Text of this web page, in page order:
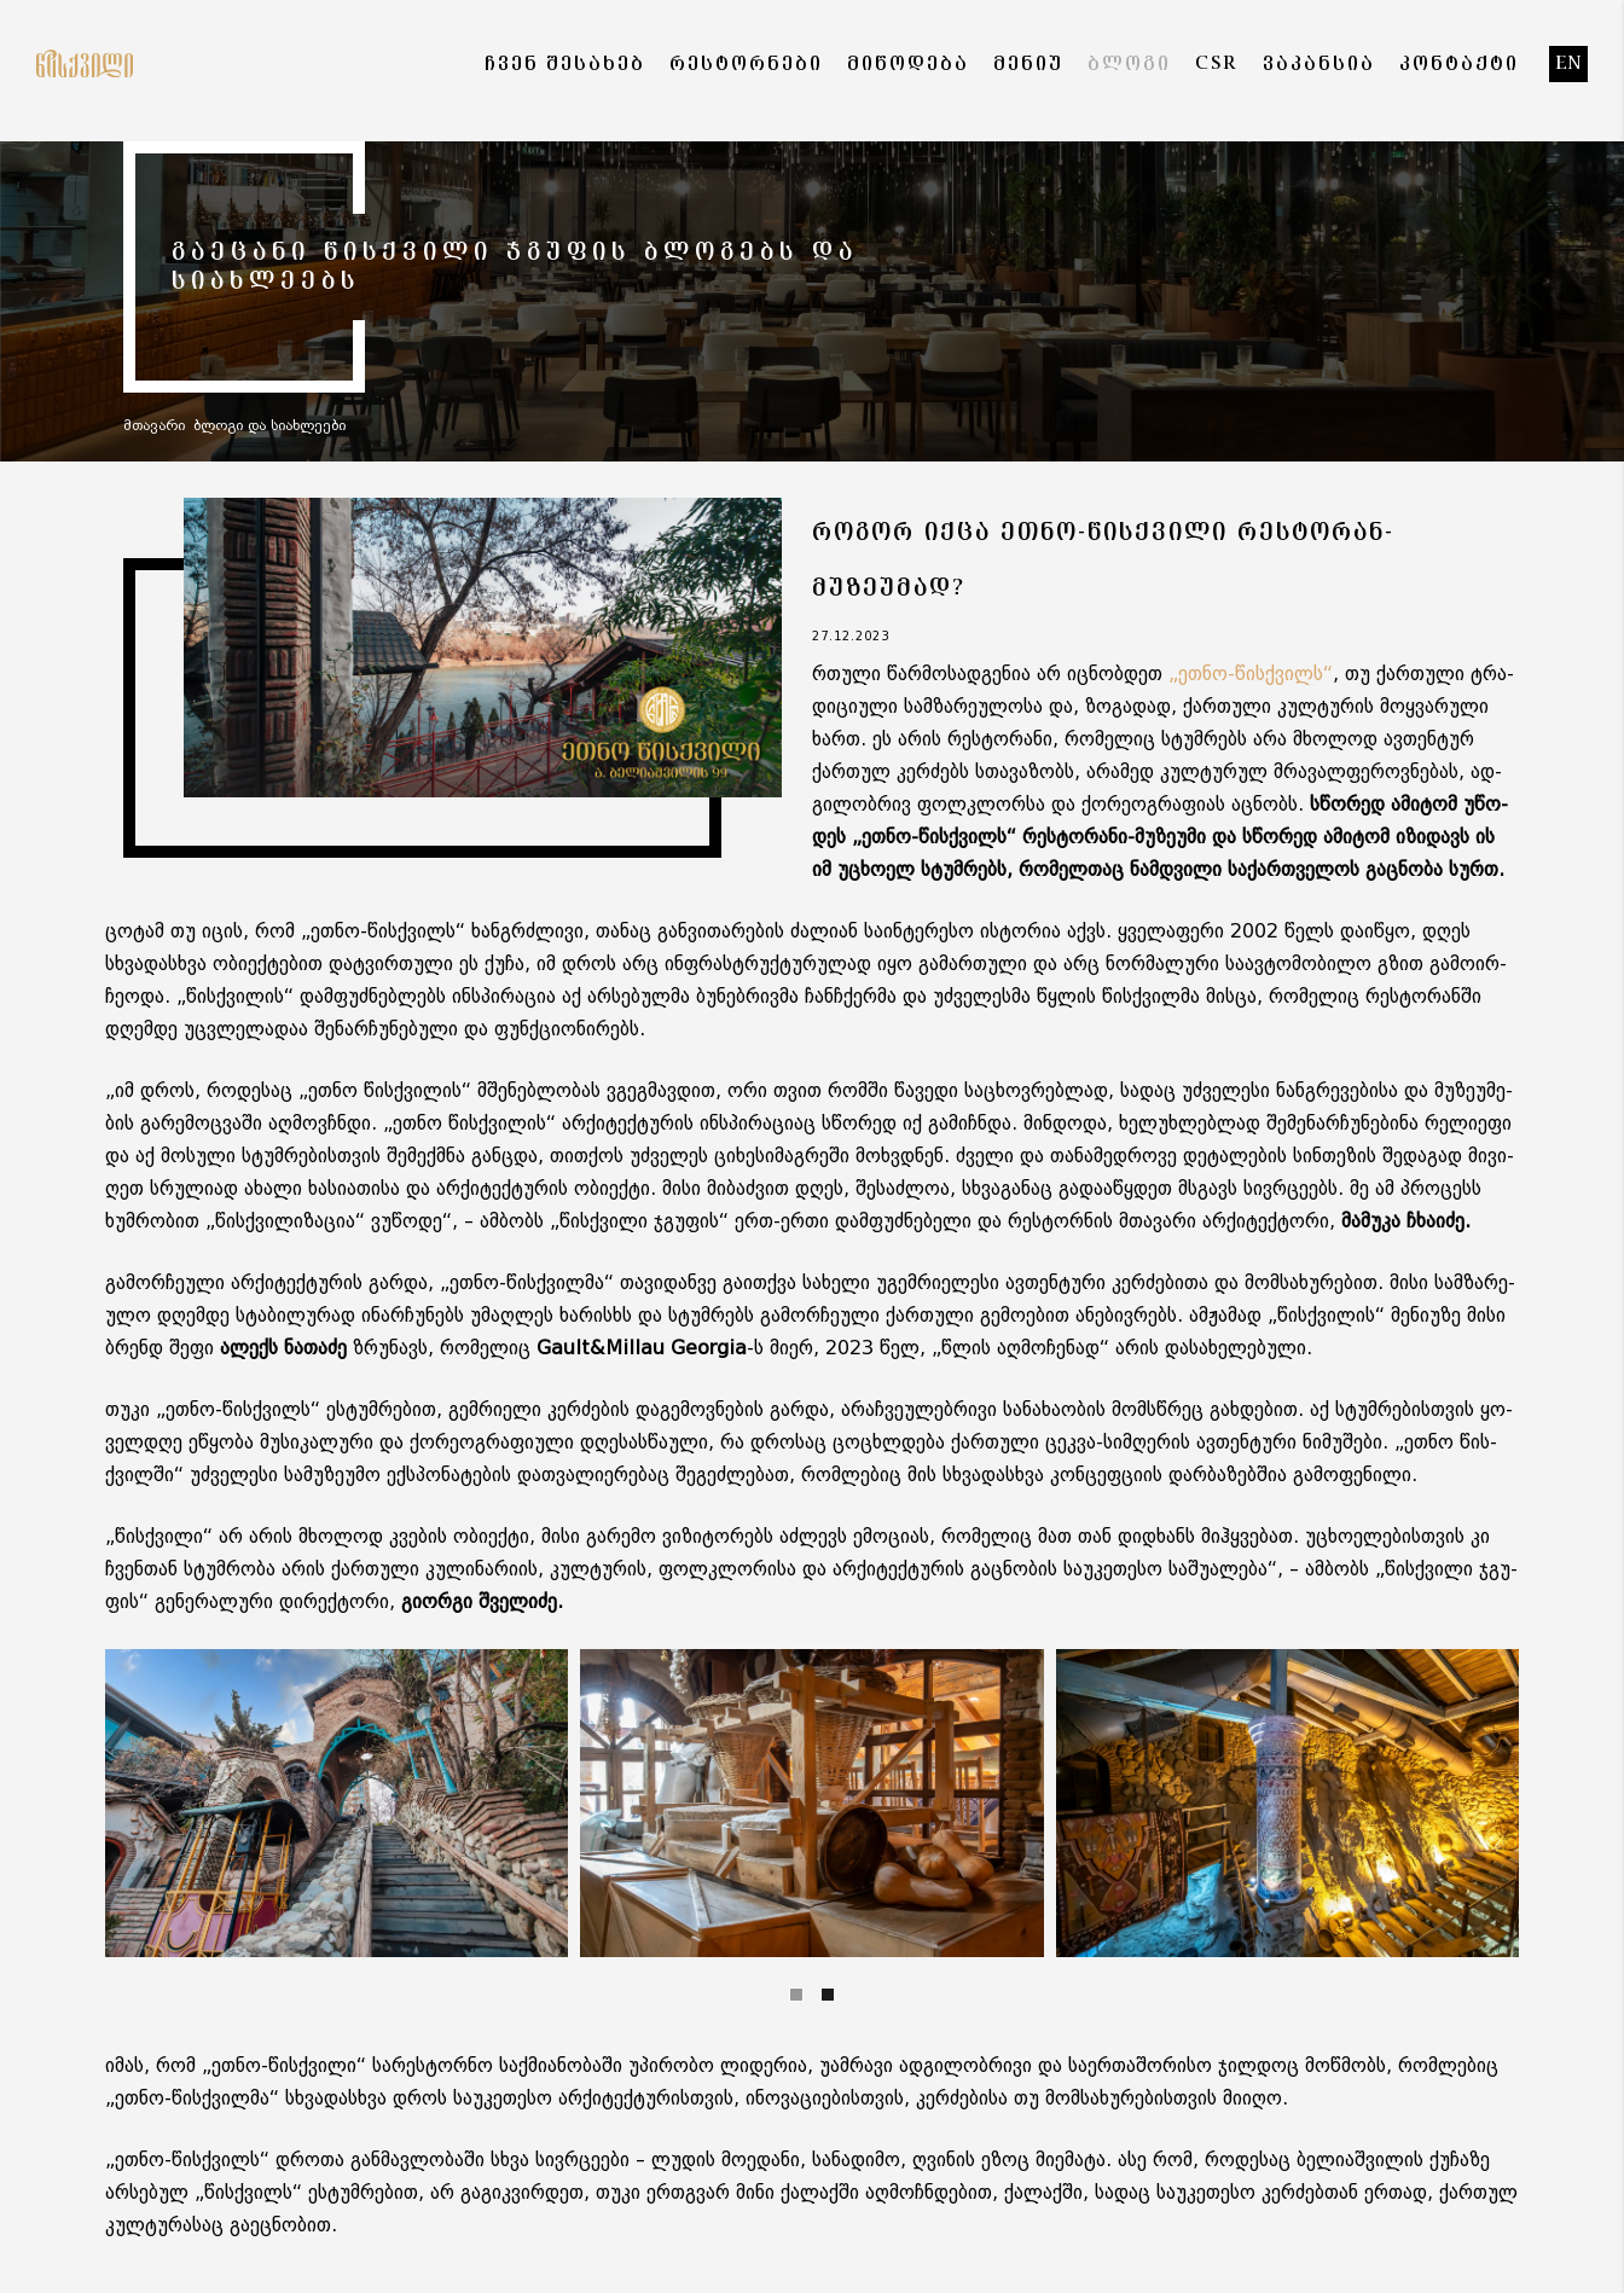
ᲩᲕᲔᲜ ᲨᲔᲡᲐᲮᲔᲑ ᲠᲔᲡᲢᲝᲠᲜᲔᲑᲘ ᲛᲘᲬᲝᲓᲔᲑᲐ ᲛᲔᲜᲘᲣ ᲑᲚᲝᲒᲘ CSR ᲕᲐᲙᲐᲜᲡᲘᲐ ᲙᲝᲜᲢᲐᲥᲢᲘ EN
ᲒᲐᲔᲪᲐᲜᲘ ᲬᲘᲡᲥᲕᲘᲚᲘ ᲯᲒᲣᲤᲘᲡ ᲑᲚᲝᲒᲔᲑᲡ ᲓᲐ
ᲡᲘᲐᲮᲚᲔᲔᲑᲡ
მთავარი ბლოგი და სიახლეები
ᲠᲝᲒᲝᲠ ᲘᲥᲪᲐ ᲔᲗᲜᲝ-ᲬᲘᲡᲥᲕᲘᲚᲘ ᲠᲔᲡᲢᲝᲠᲐᲜ-
ᲛᲣᲖᲔᲣᲛᲐᲓ?
27.12.2023
რთუ­ლი წარ­მო­სად­გე­ნია არ იც­ნობ­დეთ „ეთნო-წის­ქვილს“ , თუ ქარ­თუ­ლი ტრა­
დი­ცი­უ­ლი სამ­ზა­რე­უ­ლო­სა და, ზო­გა­დად, ქარ­თუ­ლი კულ­ტუ­რის მოყ­ვა­რუ­ლი
ხართ. ეს არის რეს­ტო­რა­ნი, რო­მე­ლიც სტუმ­რებს არა მხო­ლოდ ავ­თენ­ტურ
ქარ­თულ კერ­ძებს სთა­ვა­ზობს, არა­მედ კულ­ტუ­რულ მრა­ვალ­ფე­როვ­ნე­ბას, ად­
გი­ლობ­რივ ფოლკ­ლორ­სა და ქო­რე­ოგ­რა­ფი­ას აც­ნობს. სწო­რედ ამი­ტომ უწო­
დეს „ეთნო-წის­ქვილს“ რეს­ტო­რა­ნი-მუ­ზე­უ­მი და სწო­რედ ამი­ტომ იზი­დავს ის
იმ უცხო­ელ სტუმ­რებს, რო­მელ­თაც ნამ­დვი­ლი სა­ქარ­თვე­ლოს გაც­ნო­ბა სურთ.
ცო­ტამ თუ იცის, რომ „ეთნო-წის­ქვილს“ ხან­გრძლი­ვი, თა­ნაც გან­ვი­თა­რე­ბის ძა­ლი­ან სა­ინ­ტე­რე­სო ის­ტო­რია აქვს. ყვე­ლა­ფე­რი 2002 წელს და­ი­წყო, დღეს
სხვა­დას­ხვა ობი­ექ­ტე­ბით დატ­ვირ­თუ­ლი ეს ქუჩა, იმ დროს არც ინფრას­ტრუქ­ტუ­რუ­ლად იყო გა­მარ­თუ­ლი და არც ნორ­მა­ლუ­რი სა­ავ­ტო­მო­ბი­ლო გზით გა­მო­ირ­
ჩე­ო­და. „წის­ქვი­ლის“ დამ­ფუძ­ნებ­ლებს ინ­სპი­რა­ცია აქ არ­სე­ბულ­მა ბუ­ნებ­რივ­მა ჩანჩქერ­მა და უძ­ვე­ლეს­მა წყლის წის­ქვილ­მა მის­ცა, რო­მე­ლიც რეს­ტო­რან­ში
დღემ­დე უც­ვლე­ლა­დაა შე­ნარ­ჩუ­ნე­ბუ­ლი და ფუნ­ქცი­ო­ნი­რებს.
„იმ დროს, რო­დე­საც „ეთნო წის­ქვი­ლის“ მშე­ნებ­ლო­ბას ვგეგ­მავ­დით, ორი თვით რომ­ში წა­ვე­დი სა­ცხოვ­რებ­ლად, სა­დაც უძ­ვე­ლე­სი ნან­გრე­ვე­ბი­სა და მუ­ზე­უ­მე­
ბის გა­რე­მოც­ვა­ში აღ­მოვ­ჩნდი. „ეთნო წის­ქვი­ლის“ არ­ქი­ტექ­ტუ­რის ინ­სპი­რა­ცი­აც სწო­რედ იქ გა­მიჩ­ნდა. მინ­დო­და, ხე­ლუხ­ლებ­ლად შე­მე­ნარ­ჩუ­ნე­ბი­ნა რე­ლი­ე­ფი
და აქ მო­სუ­ლი სტუმ­რე­ბის­თვის შე­მექ­მნა გან­ცდა, თით­ქოს უძ­ვე­ლეს ცი­ხე­სი­მაგ­რე­ში მოხ­ვდნენ. ძვე­ლი და თა­ნა­მედ­რო­ვე დე­ტა­ლე­ბის სინ­თე­ზის შე­და­გად მი­ვი­
ღეთ სრუ­ლი­ად ახა­ლი ხა­სი­ა­თი­სა და არ­ქი­ტექ­ტუ­რის ობი­ექ­ტი. მისი მი­ბაძ­ვით დღეს, შე­საძ­ლოა, სხვა­გა­ნაც გა­და­ა­წყდეთ მსგავს სივ­რცე­ებს. მე ამ პრო­ცესს
ხუმ­რო­ბით „წის­ქვი­ლი­ზა­ცია“ ვუ­წო­დე“, – ამ­ბობს „წის­ქვი­ლი ჯგუ­ფის“ ერთ-ერთი დამ­ფუძ­ნე­ბე­ლი და რეს­ტორ­ნის მთა­ვა­რი არ­ქი­ტექ­ტო­რი, მა­მუ­კა ჩხა­ი­ძე.
გა­მორ­ჩე­უ­ლი არ­ქი­ტექ­ტუ­რის გარ­და, „ეთნო-წის­ქვილ­მა“ თა­ვი­დან­ვე გა­ით­ქვა სა­ხე­ლი უგემ­რი­ე­ლე­სი ავ­თენ­ტუ­რი კერ­ძე­ბი­თა და მომ­სა­ხუ­რე­ბით. მისი სამ­ზა­რე­
უ­ლო დღემ­დე სტა­ბი­ლუ­რად ინარ­ჩუ­ნებს უმაღ­ლეს ხა­რისხს და სტუმ­რებს გა­მორ­ჩე­უ­ლი ქარ­თუ­ლი გე­მო­ე­ბით ანე­ბივ­რებს. ამ­ჟა­მად „წის­ქვი­ლის“ მე­ნი­უ­ზე მისი
ბრენდ შეფი ალექს ნა­თა­ძე ზრუ­ნავს, რო­მე­ლიც Gault&Millau Georgia-ს მიერ, 2023 წელ, „წლის აღ­მო­ჩე­ნად“ არის და­სა­ხე­ლე­ბუ­ლი.
თუკი „ეთნო-წის­ქვილს“ ეს­ტუმ­რე­ბით, გემ­რი­ე­ლი კერ­ძე­ბის და­გე­მოვ­ნე­ბის გარ­და, არაჩ­ვე­უ­ლებ­რი­ვი სა­ნა­ხა­ო­ბის მომსწრეც გახ­დე­ბით. აქ სტუმ­რე­ბის­თვის ყო­
ველ­დღე ეწყო­ბა მუ­სი­კა­ლუ­რი და ქო­რე­ოგ­რა­ფი­უ­ლი დღე­სას­წა­უ­ლი, რა დრო­საც ცო­ცხლდე­ბა ქარ­თუ­ლი ცეკ­ვა-სიმ­ღე­რის ავ­თენ­ტუ­რი ნი­მუ­შე­ბი. „ეთნო წის­
ქვილ­ში“ უძ­ვე­ლე­სი სა­მუ­ზე­უ­მო ექ­სპო­ნა­ტე­ბის დათ­ვა­ლი­ე­რე­ბაც შე­გეძ­ლე­ბათ, რომ­ლე­ბიც მის სხვა­დას­ხვა კონ­ცეფ­ცი­ის დარ­ბა­ზებ­შია გა­მო­ფე­ნი­ლი.
„წის­ქვი­ლი“ არ არის მხო­ლოდ კვე­ბის ობი­ექ­ტი, მისი გა­რე­მო ვი­ზი­ტო­რებს აძ­ლევს ემო­ცი­ას, რო­მე­ლიც მათ თან დიდ­ხანს მიჰ­ყვე­ბათ. უცხო­ე­ლე­ბის­თვის კი
ჩვენ­თან სტუმ­რო­ბა არის ქარ­თუ­ლი კუ­ლი­ნა­რი­ის, კულ­ტუ­რის, ფოლკ­ლო­რი­სა და არ­ქი­ტექ­ტუ­რის გაც­ნო­ბის სა­უ­კე­თე­სო სა­შუ­ა­ლე­ბა“, – ამ­ბობს „წის­ქვი­ლი ჯგუ­
ფის“ გე­ნე­რა­ლუ­რი დი­რექ­ტო­რი, გი­ორ­გი შვე­ლი­ძე.
იმას, რომ „ეთნო-წის­ქვი­ლი“ სა­რეს­ტორ­ნო საქ­მი­ა­ნო­ბა­ში უპი­რო­ბო ლი­დე­რია, უამ­რა­ვი ად­გი­ლობ­რი­ვი და სა­ერ­თა­შო­რი­სო ჯილ­დოც მოწ­მობს, რომ­ლე­ბიც
„ეთნო-წის­ქვილ­მა“ სხვა­დას­ხვა დროს სა­უ­კე­თე­სო არ­ქი­ტექ­ტუ­რის­თვის, ინო­ვა­ცი­ე­ბის­თვის, კერ­ძე­ბი­სა თუ მომ­სა­ხუ­რე­ბის­თვის მი­ი­ღო.
„ეთნო-წის­ქვილს“ დრო­თა გან­მავ­ლო­ბა­ში სხვა სივ­რცე­ე­ბი – ლუ­დის მო­ე­და­ნი, სა­ნა­დი­მო, ღვი­ნის ეზოც მი­ე­მა­ტა. ასე რომ, რო­დე­საც ბე­ლი­აშ­ვი­ლის ქუ­ჩა­ზე
არ­სე­ბულ „წის­ქვილს“ ეს­ტუმ­რე­ბით, არ გა­გიკ­ვირ­დეთ, თუკი ერ­თგვარ მინი ქა­ლაქ­ში აღ­მოჩ­ნდე­ბით, ქა­ლაქ­ში, სა­დაც სა­უ­კე­თე­სო კერ­ძებ­თან ერ­თად, ქარ­თულ
კულ­ტუ­რა­საც გა­ეც­ნო­ბით.